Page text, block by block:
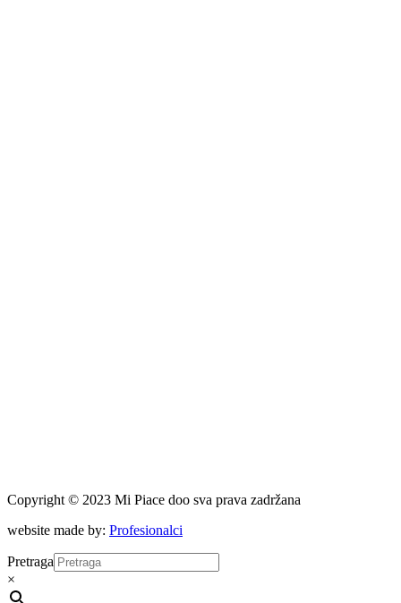
Copyright © 2023 Mi Piace doo sva prava zadržana
website made by: Profesionalci
Pretraga
×